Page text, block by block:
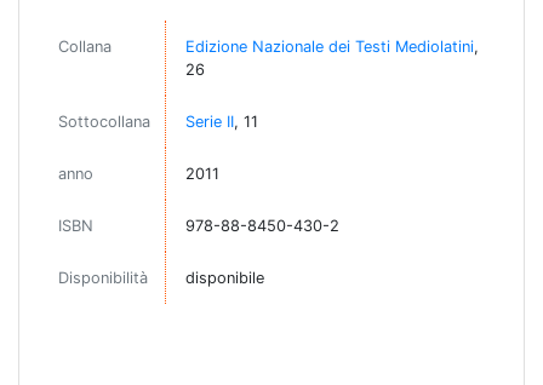
Collana Edizione Nazionale dei Testi Mediolatini,
26
Sottocollana Serie II, 11
anno 2011
ISBN 978-88-8450-430-2
Disponibilità disponibile